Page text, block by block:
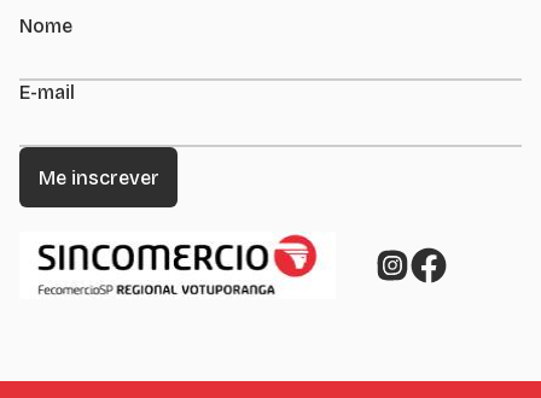
Nome
E-mail